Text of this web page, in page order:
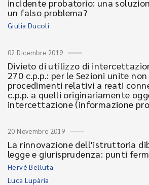
incidente probatorio: una
un falso problema?
Giulia Ducoli
02 Dicembre 2019
Divieto di utilizzo di
270 c.p.p.: per le Sezioni unite
procedimenti relativi a reati
c.p.p. a quelli originariamente
intercettazione (informazione
20 Novembre 2019
La rinnovazione dell'istruttoria
legge e giurisprudenza: punti
Hervé Belluta
Luca Lupària